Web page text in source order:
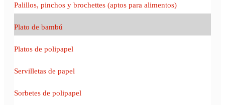
Palillos, pinchos y brochettes (aptos para alimentos)
Plato de bambú
Platos de polipapel
Servilletas de papel
Sorbetes de polipapel